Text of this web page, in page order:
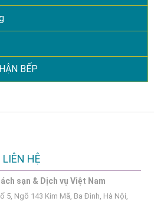
BẾP
LIÊN HỆ
sạn & Dịch vụ Việt Nam
Ngõ 143 Kim Mã, Ba Đình, Hà Nội,